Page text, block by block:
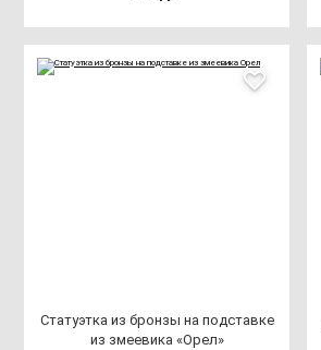
Ста­ту­эт­ка из брон­зы на под­став­ке
из зме­еви­ка «Орел»